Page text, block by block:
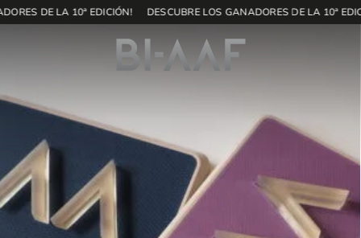
DE LA 10ª EDICIÓN! DESCUBRE LOS GANADORES DE LA 10ª
Inicio